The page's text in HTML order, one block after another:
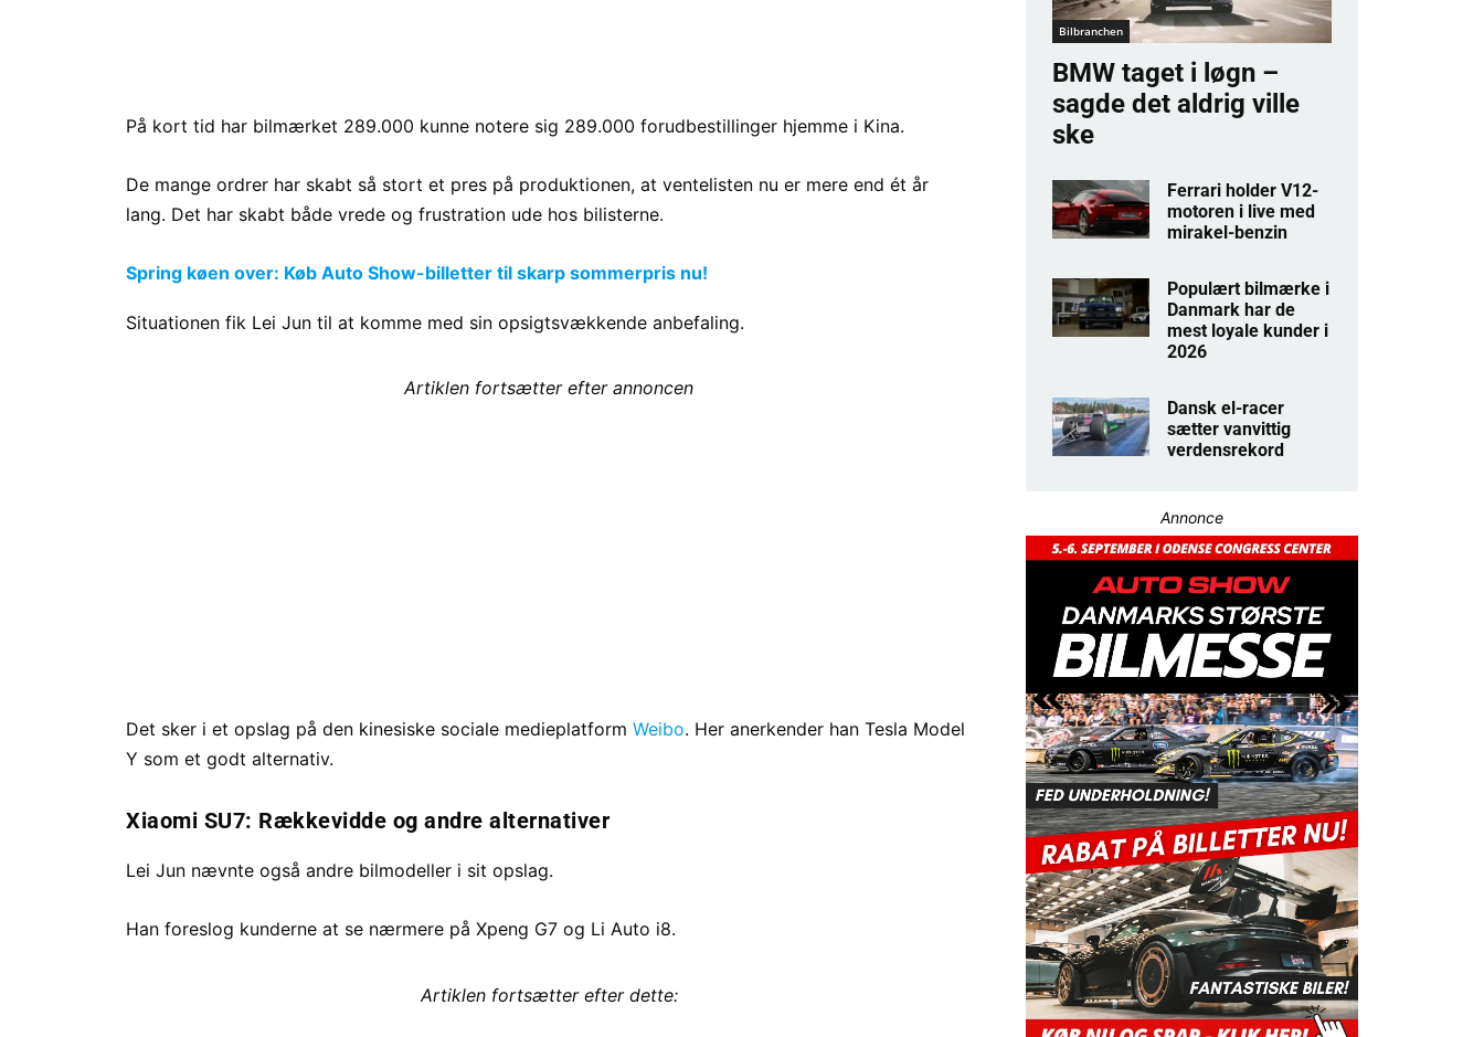
På kort tid har bilmærket 289.000 kunne notere sig 289.000 forudbestillinger hjemme i Kina.
De mange ordrer har skabt så stort et pres på produktionen, at ventelisten nu er mere end ét år
lang. Det har skabt både vrede og frustration ude hos bilisterne.
Spring køen over: Køb Auto Show-billetter til skarp sommerpris nu!
Situationen fik Lei Jun til at komme med sin opsigtsvækkende anbefaling.
Artiklen fortsætter efter annoncen
Det sker i et opslag på den kinesiske sociale medieplatform Weibo. Her anerkender han Tesla Model
Y som et godt alternativ.
Xiaomi SU7: Rækkevidde og andre alternativer
Lei Jun nævnte også andre bilmodeller i sit opslag.
Han foreslog kunderne at se nærmere på Xpeng G7 og Li Auto i8.
Artiklen fortsætter efter dette:
Bilbranchen
BMW taget i løgn –
sagde det aldrig ville
ske
Ferrari holder V12-
motoren i live med
mirakel-benzin
Populært bilmærke i
Danmark har de
mest loyale kunder i
2026
Dansk el-racer
sætter vanvittig
verdensrekord
Annonce